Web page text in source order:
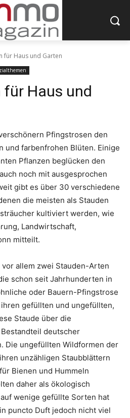
für Haus und Garten
Haus und
Pfingstrosen den
und farbenfrohen Blüten. Einige
Pflanzen beglücken den
noch mit ausgesprochen
gibt es über 30 verschiedene
die meisten als Stauden
kultiviert werden, wie
Landwirtschaft,
mitteilt.
allem zwei Stauden-Arten
schon seit Jahrhunderten in
oder Bauern-Pfingstrose
gefüllten und ungefüllten,
Staude über die
deutscher
Die ungefüllten Wildformen der
unzähligen Staubblättern
Bienen und Hummeln
daher als ökologisch
wenige gefüllte Sorten hat
puncto Duft jedoch nicht viel